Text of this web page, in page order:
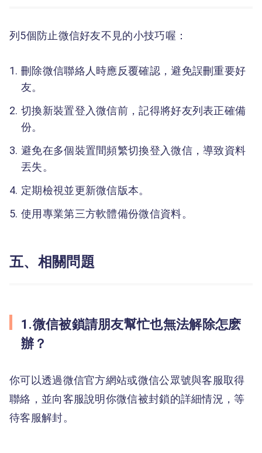
列5個防止微信好友不見的小技巧喔：
刪除微信聯絡人時應反覆確認，避免誤刪重要好
友。
切換新裝置登入微信前，記得將好友列表正確備
份。
避免在多個裝置間頻繁切換登入微信，導致資料
丟失。
定期檢視並更新微信版本。
使用專業第三方軟體備份微信資料。
五、相關問題
1.微信被鎖請朋友幫忙也無法解除怎麽
辦？
你可以透過微信官方網站或微信公眾號與客服取得
聯絡，並向客服說明你微信被封鎖的詳細情況，等
待客服解封。